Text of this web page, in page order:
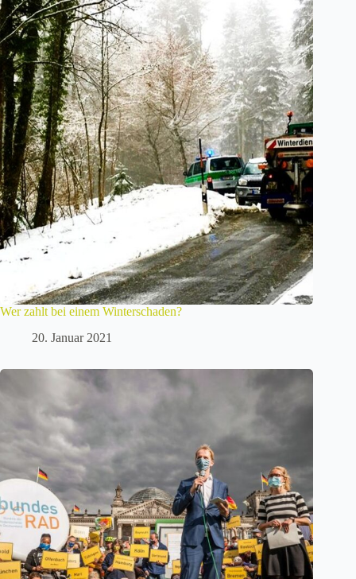
Wer zahlt bei einem Winterschaden?
20. Januar 2021